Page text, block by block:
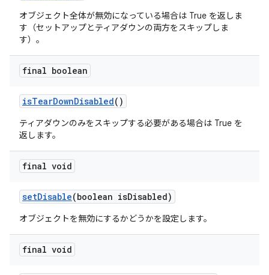
オブジェクト全体が無効になっている場合は True を返しま
す（セットアップとティアダウンの両方をスキップしま
す）。
final boolean
isTearDownDisabled()
ティアダウンのみをスキップする必要がある場合は True を
返します。
final void
setDisable(boolean isDisabled)
オブジェクトを無効にするかどうかを設定します。
final void